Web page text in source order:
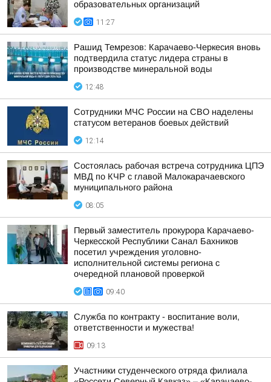
образовательных организаций
11:27
Рашид Темрезов: Карачаево-Черкесия вновь
подтвердила статус лидера страны в
производстве минеральной воды
12:48
Сотрудники МЧС России на СВО наделены
статусом ветеранов боевых действий
12:14
Состоялась рабочая встреча сотрудника ЦПЭ
МВД по КЧР с главой Малокарачаевского
муниципального района
08:05
Первый заместитель прокурора Карачаево-
Черкесской Республики Санал Бахников
посетил учреждения уголовно-
исполнительной системы региона с
очередной плановой проверкой
09:40
Служба по контракту - воспитание воли,
ответственности и мужества!
09:13
Участники студенческого отряда филиала